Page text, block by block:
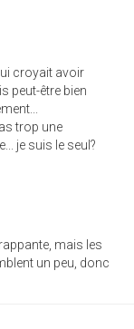
croyait avoir
peut-être bien
trop une
je suis le seul?
mais les
un peu, donc